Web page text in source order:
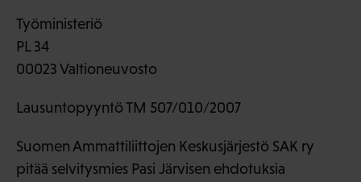
Työministeriö
PL 34
00023 Valtioneuvosto
Lausuntopyyntö TM 507/010/2007
Suomen Ammattiliittojen Keskusjärjestö SAK ry
pitää selvitysmies Pasi Järvisen ehdotuksia